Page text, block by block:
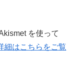
を使って
細はこちらをご覧